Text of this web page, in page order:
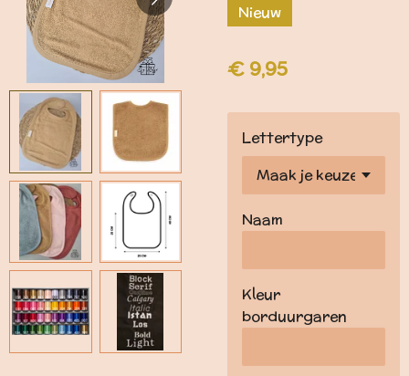
Nieuw
€ 9,95
Lettertype
Naam
Kleur
borduurgaren